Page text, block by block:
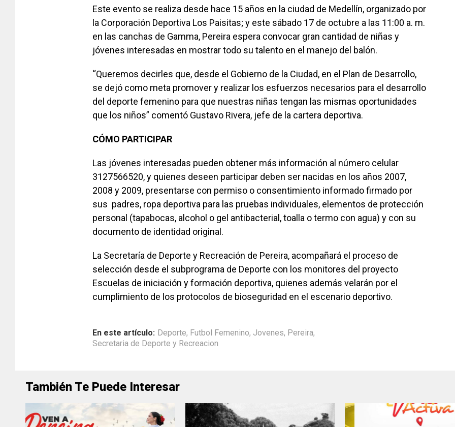
Este evento se realiza desde hace 15 años en la ciudad de Medellín, organizado por
la Corporación Deportiva Los Paisitas; y este sábado 17 de octubre a las 11:00 a. m.
en las canchas de Gamma, Pereira espera convocar gran cantidad de niñas y
jóvenes interesadas en mostrar todo su talento en el manejo del balón.
“Queremos decirles que, desde el Gobierno de la Ciudad, en el Plan de Desarrollo,
se dejó como meta promover y realizar los esfuerzos necesarios para el desarrollo
del deporte femenino para que nuestras niñas tengan las mismas oportunidades
que los niños” comentó Gustavo Rivera, jefe de la cartera deportiva.
CÓMO PARTICIPAR
Las jóvenes interesadas pueden obtener más información al número celular
3127566520, y quienes deseen participar deben ser nacidas en los años 2007,
2008 y 2009, presentarse con permiso o consentimiento informado firmado por
sus padres, ropa deportiva para las pruebas individuales, elementos de protección
personal (tapabocas, alcohol o gel antibacterial, toalla o termo con agua) y con su
documento de identidad original.
La Secretaría de Deporte y Recreación de Pereira, acompañará el proceso de
selección desde el subprograma de Deporte con los monitores del proyecto
Escuelas de iniciación y formación deportiva, quienes además velarán por el
cumplimiento de los protocolos de bioseguridad en el escenario deportivo.
En este artículo: Deporte, Futbol Femenino, Jovenes, Pereira,
Secretaria de Deporte y Recreacion
También Te Puede Interesar